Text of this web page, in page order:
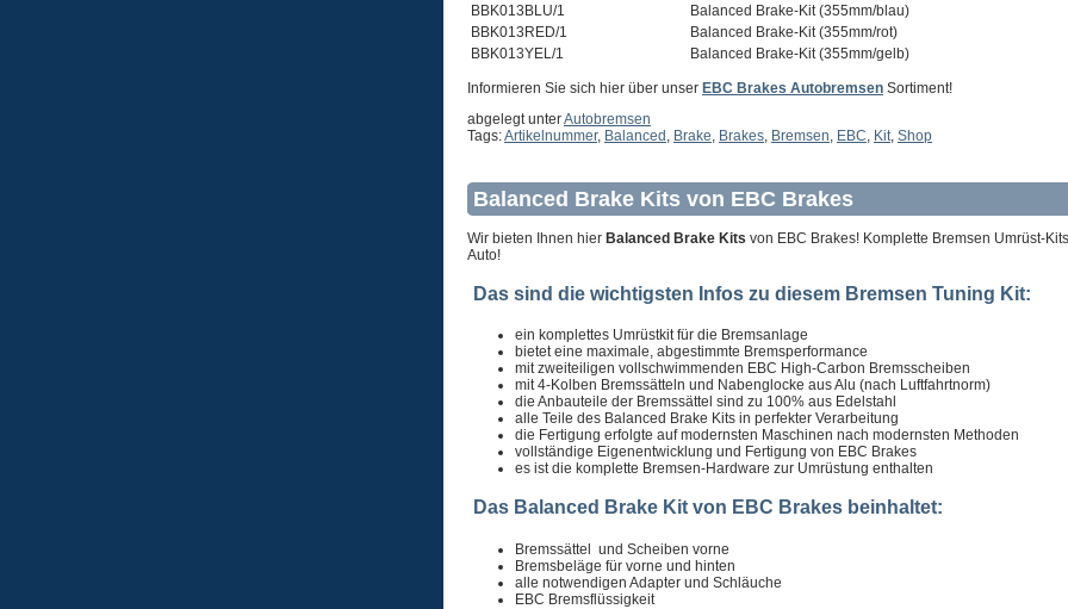
BBK013BLU/1
Balanced Brake-Kit (355mm/blau)
BBK013RED/1
Balanced Brake-Kit (355mm/rot)
BBK013YEL/1
Balanced Brake-Kit (355mm/gelb)
Informieren Sie sich hier über unser EBC Brakes Autobremsen Sortiment!
abgelegt unterAutobremsen
Tags:Artikelnummer, Balanced , Brake, Brakes, Bremsen, EBC, Kit, Shop
Balanced Brake Kits von EBC Brakes
Wir bieten Ihnen hier Balanced Brake Kits von EBC Brakes! Komplette Bremsen Umrüst-
Auto!
Das sind die wichtigsten Infos zu diesem Bremsen Tuning Kit:
ein komplettes Umrüstkit für die Bremsanlage
bietet eine maximale, abgestimmte Bremsperformance
mit zweiteiligen vollschwimmenden EBC High-Carbon Bremsscheiben
mit 4-Kolben Bremssätteln und Nabenglocke aus Alu (nach Luftfahrtnorm)
die Anbauteile der Bremssättel sind zu 100% aus Edelstahl
alle Teile des Balanced Brake Kits in perfekter Verarbeitung
die Fertigung erfolgte auf modernsten Maschinen nach modernsten Methoden
vollständige Eigenentwicklung und Fertigung von EBC Brakes
es ist die komplette Bremsen-Hardware zur Umrüstung enthalten
Das Balanced Brake Kit von EBC Brakes beinhaltet:
Bremssättel und Scheiben vorne
Bremsbeläge für vorne und hinten
alle notwendigen Adapter und Schläuche
EBC Bremsflüssigkeit